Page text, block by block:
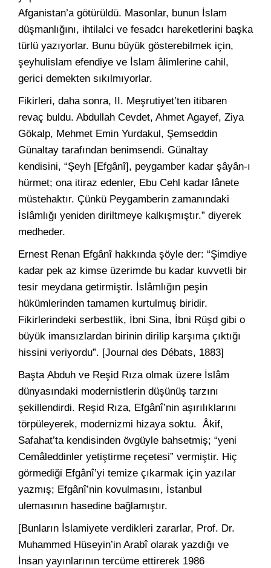
Afganistan’a götürüldü. Masonlar, bunun İslam
düşmanlığını, ihtilalci ve fesadcı hareketlerini başka
türlü yazıyorlar. Bunu büyük gösterebilmek için,
şeyhulislam efendiye ve İslam âlimlerine cahil,
gerici demekten sıkılmıyorlar.
Fikirleri, daha sonra, II. Meşrutiyet’ten itibaren
revaç buldu. Abdullah Cevdet, Ahmet Agayef, Ziya
Gökalp, Mehmet Emin Yurdakul, Şemseddin
Günaltay tarafından benimsendi. Günaltay
kendisini, “Şeyh [Efgânî], peygamber kadar şâyân-ı
hürmet; ona itiraz edenler, Ebu Cehl kadar lânete
müstehaktır. Çünkü Peygamberin zamanındaki
İslâmlığı yeniden diriltmeye kalkışmıştır.” diyerek
medheder.
Ernest Renan Efgânî hakkında şöyle der: “Şimdiye
kadar pek az kimse üzerimde bu kadar kuvvetli bir
tesir meydana getirmiştir. İslâmlığın peşin
hükümlerinden tamamen kurtulmuş biridir.
Fikirlerindeki serbestlik, İbni Sina, İbni Rüşd gibi o
büyük imansızlardan birinin dirilip karşıma çıktığı
hissini veriyordu”. [Journal des Débats, 1883]
Başta Abduh ve Reşid Rıza olmak üzere İslâm
dünyasındaki modernistlerin düşünüş tarzını
şekillendirdi. Reşid Rıza, Efgânî’nin aşırılıklarını
törpüleyerek, modernizmi hizaya soktu. Âkif,
Safahat’ta kendisinden övgüyle bahsetmiş; “yeni
Cemâleddinler yetiştirme reçetesi” vermiştir. Hiç
görmediği Efgânî’yi temize çıkarmak için yazılar
yazmış; Efgânî’nin kovulmasını, İstanbul
ulemasının hasedine bağlamıştır.
[Bunların İslamiyete verdikleri zararlar, Prof. Dr.
Muhammed Hüseyin’in Arabî olarak yazdığı ve
İnsan yayınlarının tercüme ettirerek 1986